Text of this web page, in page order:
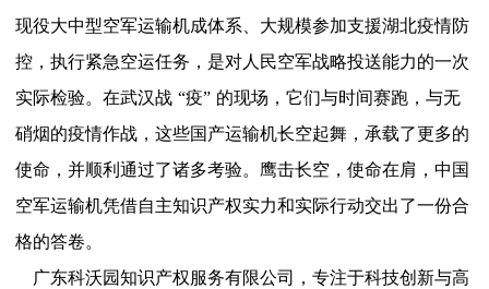
现役大中型空军运输机成体系、大规模参加支援湖北疫情防
控，执行紧急空运任务，是对人民空军战略投送能力的一次
实际检验。在武汉战 “疫” 的现场，它们与时间赛跑，与无
硝烟的疫情作战，这些国产运输机长空起舞，承载了更多的
使命，并顺利通过了诸多考验。鹰击长空，使命在肩，中国
空军运输机凭借自主知识产权实力和实际行动交出了一份合
格的答卷。
广东科沃园知识产权服务有限公司，专注于科技创新与高